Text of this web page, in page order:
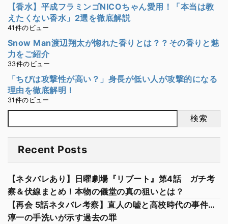
【香水】平成フラミンゴNICOちゃん愛用！「本当は教
えたくない香水」2選を徹底解説
41件のビュー
Snow Man渡辺翔太が惚れた香りとは？？その香りと魅
力をご紹介
33件のビュー
「ちびは攻撃性が高い？」身長が低い人が攻撃的になる
理由を徹底解明！
31件のビュー
検索
Recent Posts
【ネタバレあり】日曜劇場『リブート』第4話 ガチ考
察＆伏線まとめ！本物の儀堂の真の狙いとは？
【再会 5話ネタバレ考察】直人の嘘と高校時代の事件…
淳一の手洗いが示す過去の罪